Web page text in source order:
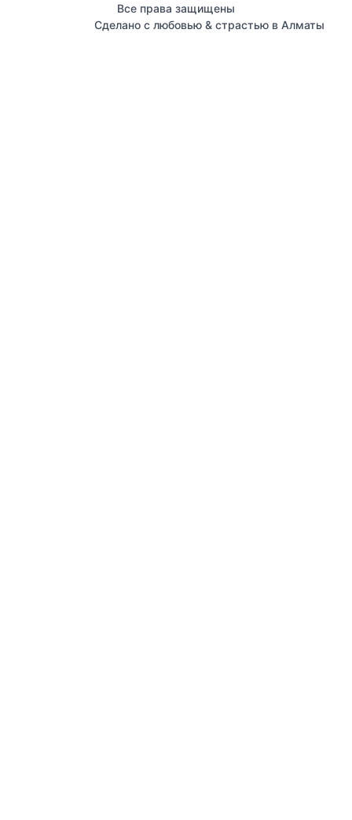
Все права защищены
Сделано с любовью & страстью в Алматы